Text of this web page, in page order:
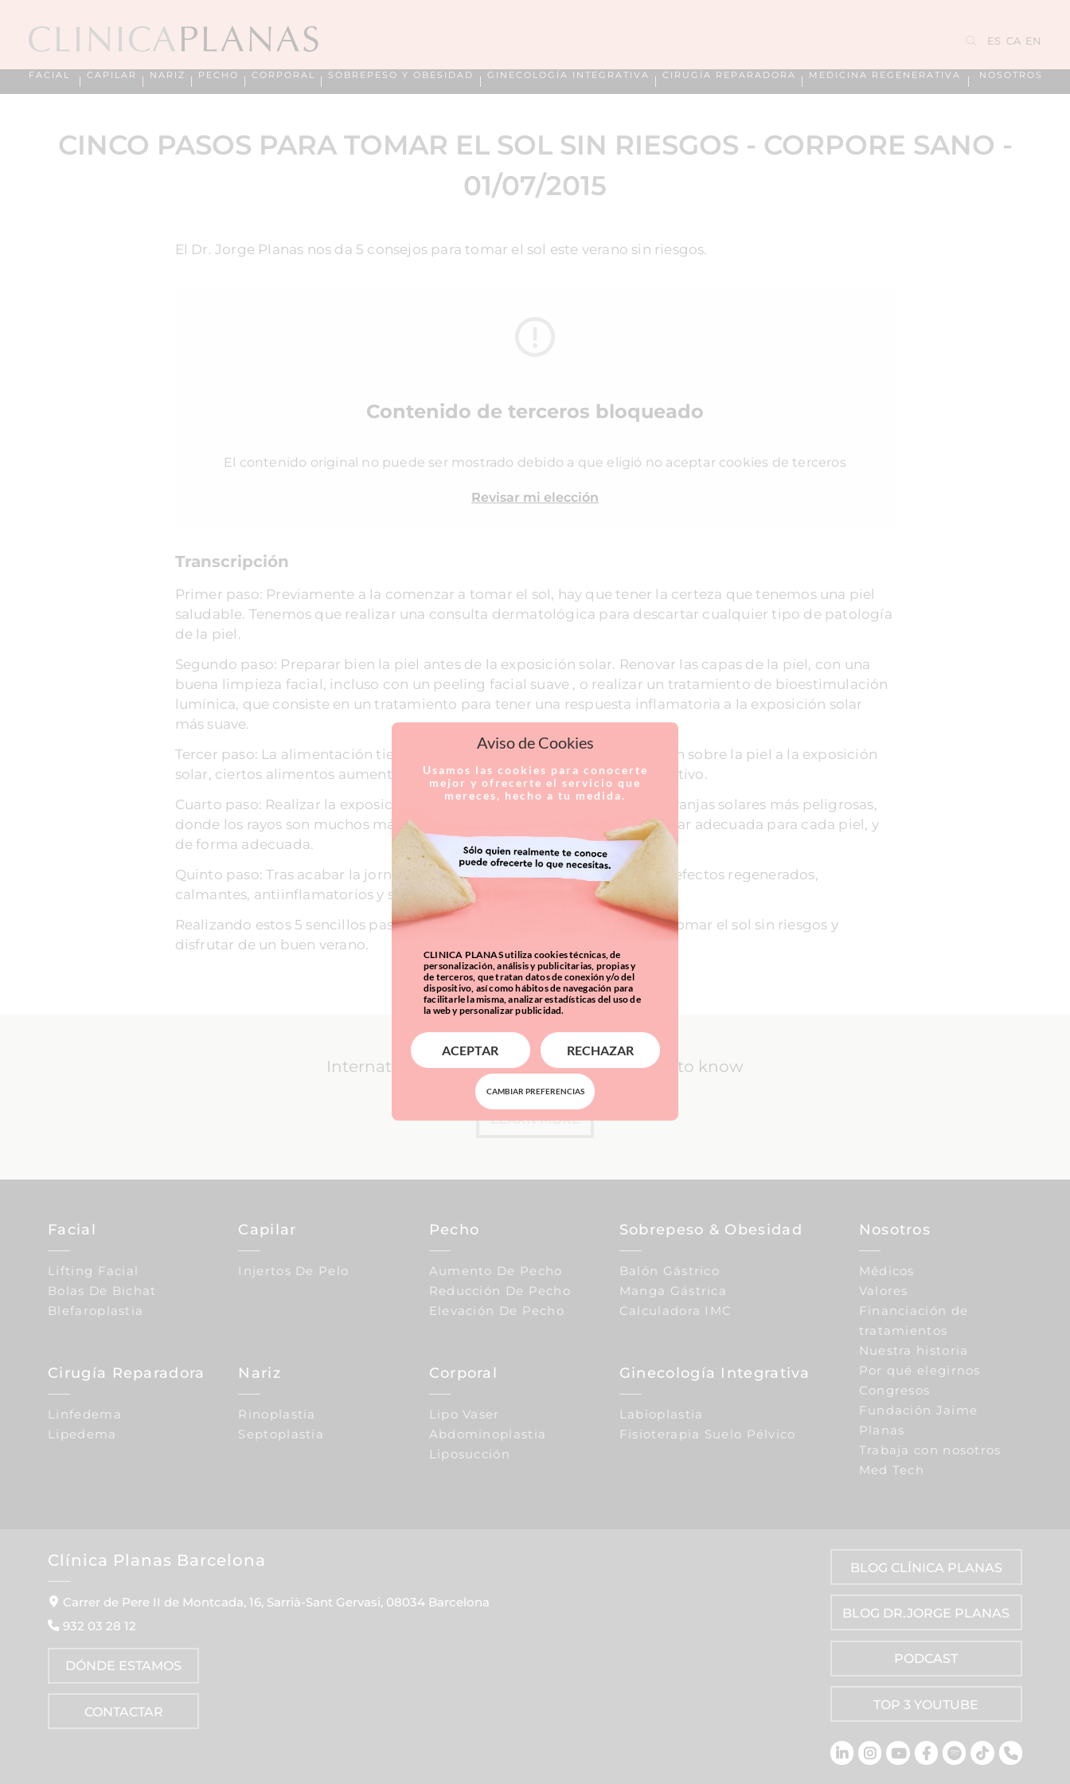
ES CA EN
FACIAL CAPILAR NARIZ PECHO CORPORAL SOBREPESO Y OBESIDAD GINECOLOGÍA INTEGRATIVA CIRUGÍA REPARADORA MEDICINA REGENERATIVA NOSOTROS
CINCO PASOS PARA TOMAR EL SOL SIN RIESGOS - CORPORE SANO -
01/07/2015
El Dr. Jorge Planas nos da 5 consejos para tomar el sol este verano sin riesgos.
Contenido de terceros bloqueado
El contenido original no puede ser mostrado debido a que eligió no aceptar cookies de terceros
Revisar mi elección
Transcripción
Primer paso: Previamente a la comenzar a tomar el sol, hay que tener la certeza que tenemos una piel
saludable. Tenemos que realizar una consulta dermatológica para descartar cualquier tipo de patología
de la piel.
Segundo paso: Preparar bien la piel antes de la exposición solar. Renovar las capas de la piel, con una
buena limpieza facial, incluso con un peeling facial suave , o realizar un tratamiento de bioestimulación
lumínica, que consiste en un tratamiento para tener una respuesta inflamatoria a la exposición solar
más suave.
Tercer paso: La alimentación tiene un papel fundamental en la protección sobre la piel a la exposición
solar, ciertos alimentos aumentan la melanina y protegen del daño oxidativo.
Cuarto paso: Realizar la exposición solar de forma paulatina, y evitar las franjas solares más peligrosas,
donde los rayos son muchos más fuerte, y también utilizar protección solar adecuada para cada piel, y
de forma adecuada.
Quinto paso: Tras acabar la jornada de sol, utilizar lociones aftersun, con efectos regenerados,
calmantes, antiinflamatorios y sobretodo hidratantes.
Realizando estos 5 sencillos pasos tendremos unas buenas garantías de tomar el sol sin riesgos y
disfrutar de un buen verano.
International Patients: everything you need to know
LEARN MORE
Facial
Lifting Facial
Bolas De Bichat
Blefaroplastia
Cirugía Reparadora
Linfedema
Lipedema
Capilar
Injertos De Pelo
Nariz
Rinoplastia
Septoplastia
Pecho
Aumento De Pecho
Reducción De Pecho
Elevación De Pecho
Corporal
Lipo Vaser
Abdominoplastia
Liposucción
Sobrepeso & Obesidad
Balón Gástrico
Manga Gástrica
Calculadora IMC
Ginecología Integrativa
Labioplastia
Fisioterapia Suelo Pélvico
Nosotros
Médicos
Valores
Financiación de
tratamientos
Nuestra historia
Por qué elegirnos
Congresos
Fundación Jaime
Planas
Trabaja con nosotros
Med Tech
Clínica Planas Barcelona
Carrer de Pere II de Montcada, 16, Sarrià-Sant Gervasi, 08034 Barcelona
932 03 28 12
DÓNDE ESTAMOS
CONTACTAR
BLOG CLÍNICA PLANAS
BLOG DR.JORGE PLANAS
PODCAST
TOP 3 YOUTUBE
Aviso de Cookies
Usamos las cookies para conocerte
mejor y ofrecerte el servicio que
mereces, hecho a tu medida.
CLINICA PLANAS utiliza cookies técnicas, de
personalización, análisis y publicitarias, propias y
de terceros, que tratan datos de conexión y/o del
dispositivo, así como hábitos de navegación para
facilitarle la misma, analizar estadísticas del uso de
la web y personalizar publicidad.
ACEPTAR RECHAZAR
CAMBIAR PREFERENCIAS